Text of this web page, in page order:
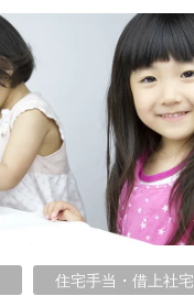
住宅手当・借上社宅
北区
南区